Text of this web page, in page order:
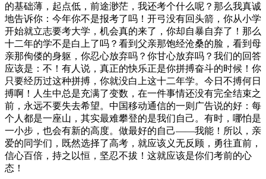
的基础薄，起点低，前途渺茫，我还考个什么呢？那么我真诚
地告诉你：今年你不是报考了吗！开弓没有回头箭，你从小学
开始就立志要考大学，机会真的来了，你却自暴自弃了！那么
十二年的学不是白上了吗？看到父亲那饱经沧桑的脸，看到母
亲那佝偻的身躯，你忍心放弃吗？你甘心放弃吗？我们的回答
应该是：不！有人说，真正的快乐正是你拼搏奋斗的时候！你
只要经历过这种拼搏，你就没白上这十二年学。今日不搏何日
搏啊！人生中总是充满了变数，在一件事情还没有完全结束之
前，永远不要失去希望。中国移动通信的一则广告说的好：每
个人都是一座山，其实最难攀登的是我们自己。有时，哪怕是
一小步，也会有新的高度。做最好的自己——我能！所以，亲
爱的同学们，既然选择了高考，就应该义无反顾，勇往直前，
信心百倍，持之以恒，坚忍不拔！这就应该是你们考前的心
态！